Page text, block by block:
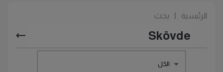
الرئيسية بحث
الكل